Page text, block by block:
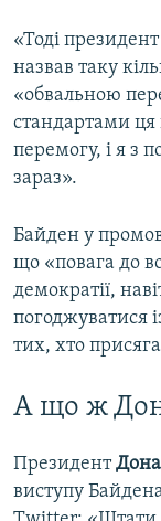
«Тоді
назвав таку
«обвальною
стандартами ця
перемогу, і я з
зараз».
Байден у
що «повага до
демократії,
погоджуватися
тих, хто
А що ж
Президент
виступу